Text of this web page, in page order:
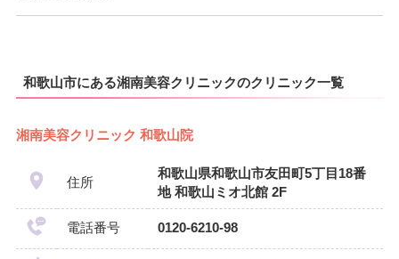
和歌山市にある湘南美容クリニックのクリニック一覧
湘南美容クリニック 和歌山院
住所
和歌山県和歌山市友田町5丁目18番
地 和歌山ミオ北館 2F
電話番号 0120-6210-98